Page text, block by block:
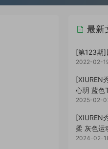
最新
[第123期]
2022-02-
[XIUREN
心玥 蓝
2025-02-
[XIUREN
柔 灰色
2024-02-